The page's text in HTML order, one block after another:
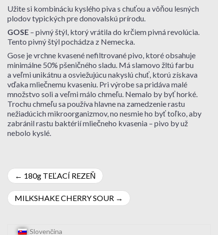
Užite si kombináciu kyslého piva s chuťou a vôňou lesných
plodov typických pre donovalskú prírodu.
GOSE – pivný štýl, ktorý vrátila do krčiem pivná revolúcia.
Tento pivný štýl pochádza z Nemecka.
Gose je vrchne kvasené nefiltrované pivo, ktoré obsahuje
minimálne 50% pšeničného sladu. Má slamovo žltú farbu
a veľmi unikátnu a osviežujúcu nakyslú chuť, ktorú získava
vďaka mliečnemu kvaseniu. Pri výrobe sa pridáva malé
množstvo soli a veľmi málo chmeľu. Nemalo by byť horké.
Trochu chmeľu sa používa hlavne na zamedzenie rastu
nežiadúcich mikroorganizmov, no nesmie ho byť toľko, aby
zabránil rastu baktérií mliečneho kvasenia – pivo by už
nebolo kyslé.
Navigácia
v
180g TEĽACÍ REZEŇ
MILKSHAKE CHERRY SOUR
Slovenčina